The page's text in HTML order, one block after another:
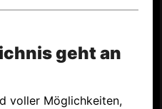
geht an
voller Möglichkeiten,